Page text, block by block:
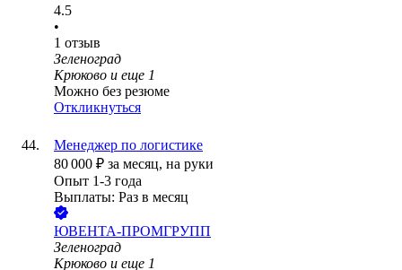
4.5
•
1 отзыв
Зеленоград
Крюково и еще 1
Можно без резюме
Откликнуться
Менеджер по логистике
80 000 ₽ за месяц, на руки
Опыт 1-3 года
Выплаты: Раз в месяц
ЮВЕНТА-ПРОМГРУПП
Зеленоград
Крюково и еще 1